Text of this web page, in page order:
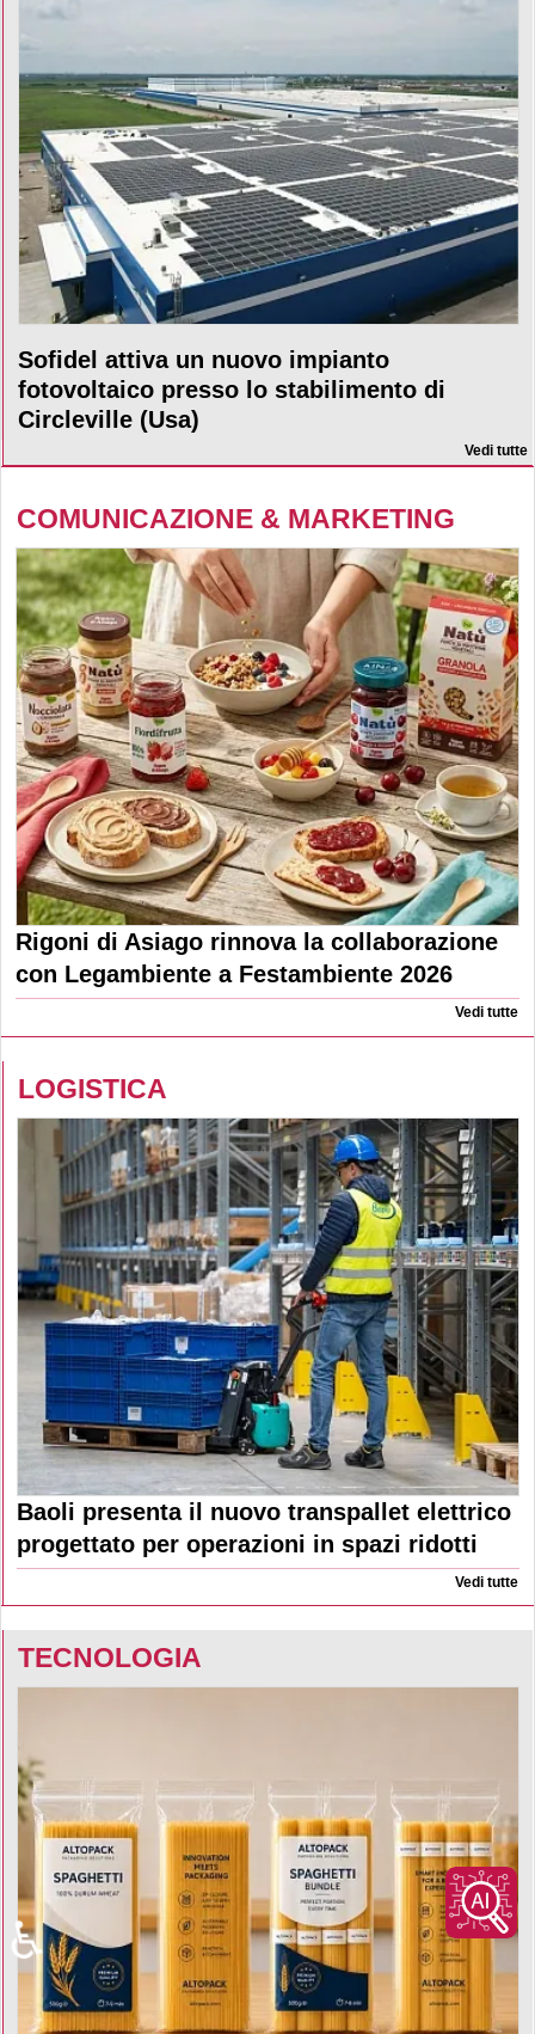
Sofidel attiva un nuovo impianto
fotovoltaico presso lo stabilimento di
Circleville (Usa)
Vedi tutte
COMUNICAZIONE & MARKETING
Rigoni di Asiago rinnova la collaborazione
con Legambiente a Festambiente 2026
Vedi tutte
LOGISTICA
Baoli presenta il nuovo transpallet elettrico
progettato per operazioni in spazi ridotti
Vedi tutte
TECNOLOGIA